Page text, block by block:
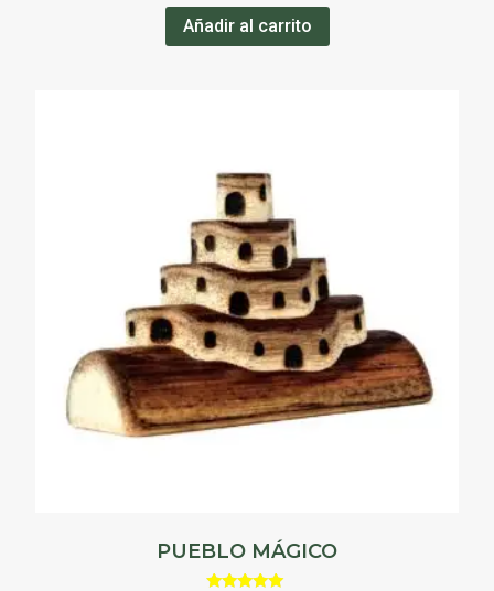
de
5
Añadir al carrito
PUEBLO MÁGICO